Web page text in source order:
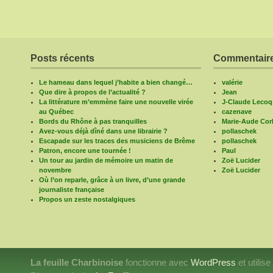
Posts récents
Le hameau dans lequel j’habite a bien changé…
Que dire à propos de l’actualité ?
La littérature m’emmène faire une nouvelle virée
au Québec
Bords du Rhône à pas tranquilles
Avez-vous déjà dîné dans une librairie ?
Escapade sur les traces des musiciens de Brême
Patron, encore une tournée !
Un tour au jardin de mémoire un matin de
novembre
Où l’on reparle, grâce à un livre, d’une grande
journaliste française
Propos un zeste nostalgiques
valérie
Jean
J-Claude Lecoq
cazenave
Marie-Aude
pollaschek
pollaschek
Paul
Zoë Lucider
Zoë Lucider
La feuille Charbinoise fonctionne avec WordPress et